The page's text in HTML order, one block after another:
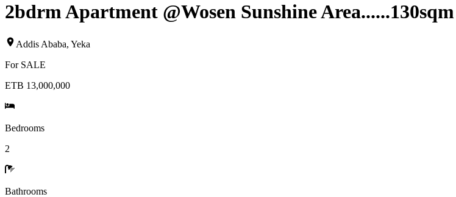
2bdrm Apartment @Wosen Sunshine Area......130sqm
Addis Ababa, Yeka
For SALE
ETB 13,000,000
Bedrooms
2
Bathrooms